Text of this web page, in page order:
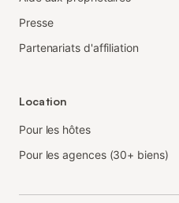
Presse
Partenariats d'affiliation
Location
Pour les hôtes
Pour les agences (30+ biens)